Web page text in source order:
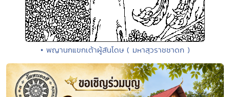
• พญานกแขกเต้าผู้สันโดษ ( มหาสุวราชชาดก )